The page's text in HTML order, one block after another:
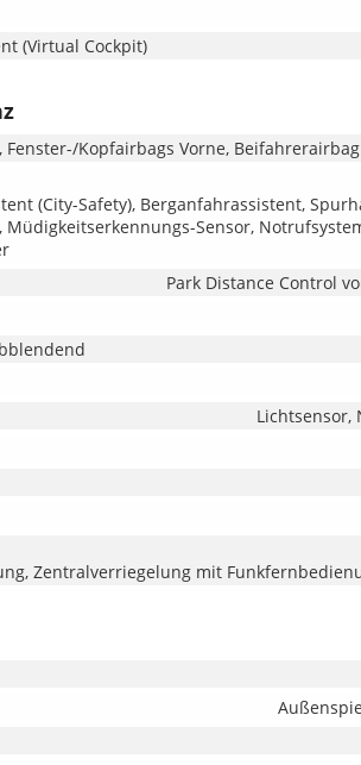
(Virtual Cockpit)
Fenster-/Kopfairbags Vorne,
(City-Safety), Berganfahrassistent,
Sensor,
Park Distance Control
Lichtsensor,
Zentralverriegelung mit